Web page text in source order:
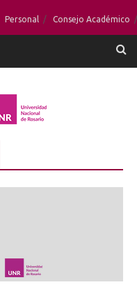
Personal Consejo Académico